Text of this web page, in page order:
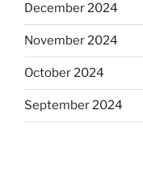
December 2024
November 2024
October 2024
September 2024